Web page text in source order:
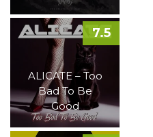
ALICATE – Too
Bad To Be
Good
7.5